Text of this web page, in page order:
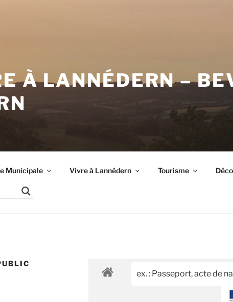
À LANNÉDERN –
Municipale Vivre à Lannédern Tourisme